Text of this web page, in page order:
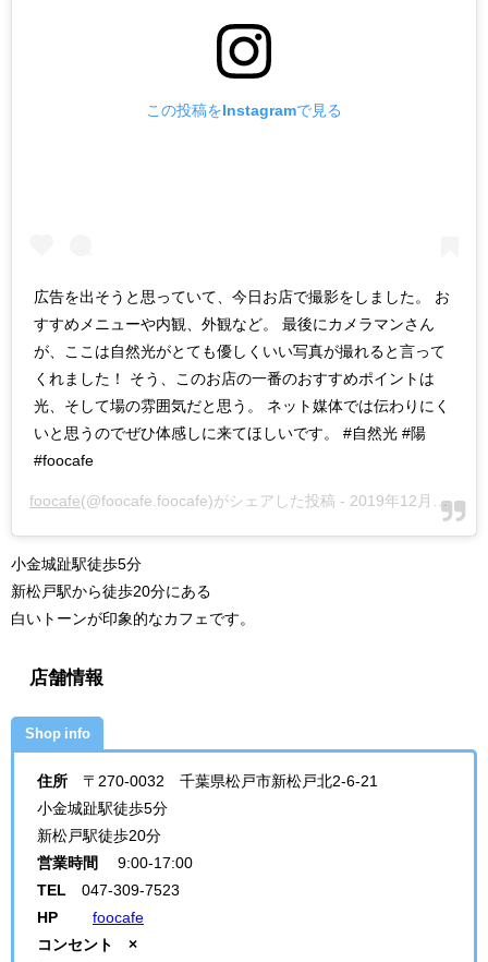
この投稿をInstagramで見る
広告を出そうと思っていて、今日お店で撮影をしました。 お
すすめメニューや内観、外観など。 最後にカメラマンさん
が、ここは自然光がとても優しくいい写真が撮れると言って
くれました！ そう、このお店の一番のおすすめポイントは
光、そして場の雰囲気だと思う。 ネット媒体では伝わりにく
いと思うのでぜひ体感しに来てほしいです。 #自然光 #陽
#foocafe
foocafe(@foocafe.foocafe)がシェアした投稿 - 2019年12月月6日午前1時49分PST
小金城趾駅徒歩5分
新松戸駅から徒歩20分にある
白いトーンが印象的なカフェです。
店舗情報
Shop info
住所 〒270-0032 千葉県松戸市新松戸北2-6-21
小金城趾駅徒歩5分
新松戸駅徒歩20分
営業時間
9:00-17:00
TEL 047-309-7523
HP
foocafe
コンセント ×